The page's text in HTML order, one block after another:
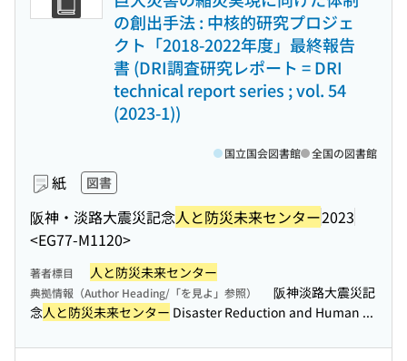
の創出手法 : 中核的研究プロジェ
クト「2018-2022年度」最終報告
書 (DRI調査研究レポート = DRI
technical report series ; vol. 54
(2023-1))
紙 図書
阪神・淡路大震災記念人と防災未来センター2023
<EG77-M1120>
国立国会図書館 全国の図書館
著者標目 人と防災未来センター
典拠情報（Author Heading/「を見よ」参照）
阪神淡路大震災記
念人と防災未来センター Disaster Reduction and Human ...